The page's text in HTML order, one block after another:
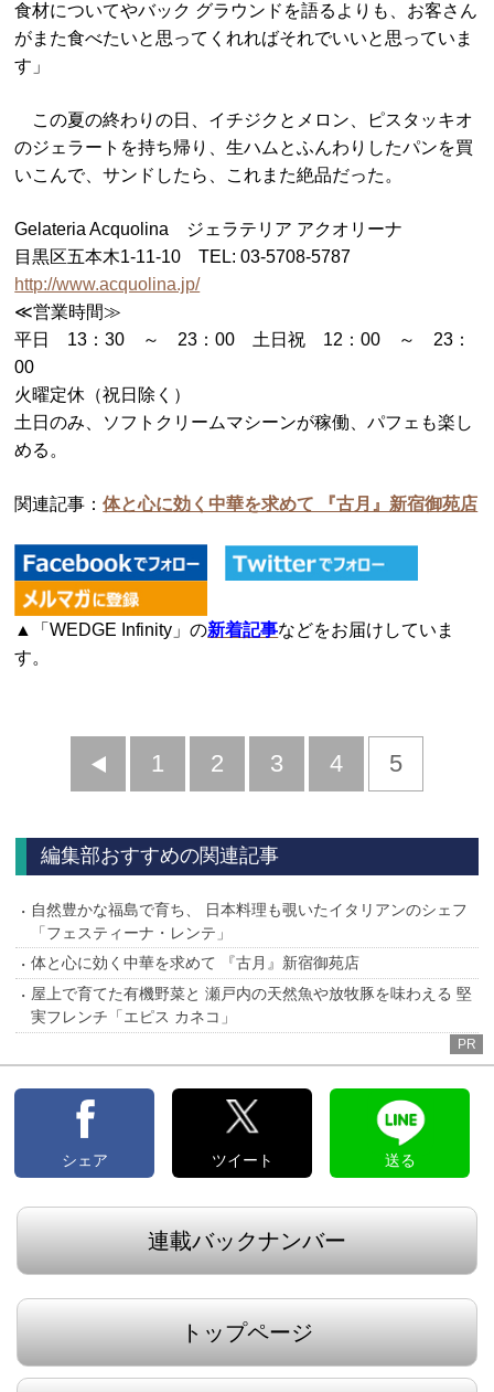
食材についてやバック グラウンドを語るよりも、お客さん
がまた食べたいと思ってくれればそれでいいと思っていま
す」
この夏の終わりの日、イチジクとメロン、ピスタッキオ
のジェラートを持ち帰り、生ハムとふんわりしたパンを買
いこんで、サンドしたら、これまた絶品だった。
Gelateria Acquolina ジェラテリア アクオリーナ
目黒区五本木1-11-10 TEL: 03-5708-5787
http://www.acquolina.jp/
≪営業時間≫
平日 13：30 ～ 23：00 土日祝 12：00 ～ 23：
00
火曜定休（祝日除く）
土日のみ、ソフトクリームマシーンが稼働、パフェも楽し
める。
関連記事：体と心に効く中華を求めて 『古月』新宿御苑店
▲「WEDGE Infinity」の新着記事などをお届けしていま
す。
前
1 2 3 4 5
編集部おすすめの関連記事
自然豊かな福島で育ち、 日本料理も覗いたイタリアンのシェフ
「フェスティーナ・レンテ」
体と心に効く中華を求めて 『古月』新宿御苑店
屋上で育てた有機野菜と 瀬戸内の天然魚や放牧豚を味わえる 堅
実フレンチ「エピス カネコ」
PR
シェア ツイート 送る
連載バックナンバー
トップページ